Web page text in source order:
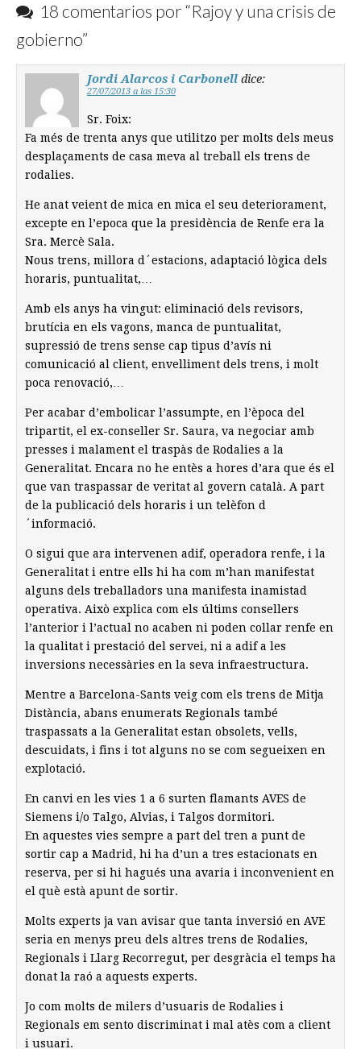
18 comentarios por “Rajoy y una crisis de
gobierno”
Jordi Alarcos i Carbonell dice:
27/07/2013 a las 15:30
Sr. Foix:
Fa més de trenta anys que utilitzo per molts dels meus
desplaçaments de casa meva al treball els trens de
rodalies.
He anat veient de mica en mica el seu deteriorament,
excepte en l’epoca que la presidència de Renfe era la
Sra. Mercè Sala.
Nous trens, millora d´estacions, adaptació lògica dels
horaris, puntualitat,…
Amb els anys ha vingut: eliminació dels revisors,
brutícia en els vagons, manca de puntualitat,
supressió de trens sense cap tipus d’avís ni
comunicació al client, envelliment dels trens, i molt
poca renovació,…
Per acabar d’embolicar l’assumpte, en l’època del
tripartit, el ex-conseller Sr. Saura, va negociar amb
presses i malament el traspàs de Rodalies a la
Generalitat. Encara no he entès a hores d’ara que és el
que van traspassar de veritat al govern català. A part
de la publicació dels horaris i un telèfon d
´informació.
O sigui que ara intervenen adif, operadora renfe, i la
Generalitat i entre ells hi ha com m’han manifestat
alguns dels treballadors una manifesta inamistad
operativa. Això explica com els últims consellers
l’anterior i l’actual no acaben ni poden collar renfe en
la qualitat i prestació del servei, ni a adif a les
inversions necessàries en la seva infraestructura.
Mentre a Barcelona-Sants veig com els trens de Mitja
Distància, abans enumerats Regionals també
traspassats a la Generalitat estan obsolets, vells,
descuidats, i fins i tot alguns no se com segueixen en
explotació.
En canvi en les vies 1 a 6 surten flamants AVES de
Siemens i/o Talgo, Alvias, i Talgos dormitori.
En aquestes vies sempre a part del tren a punt de
sortir cap a Madrid, hi ha d’un a tres estacionats en
reserva, per si hi hagués una avaria i inconvenient en
el què està apunt de sortir.
Molts experts ja van avisar que tanta inversió en AVE
seria en menys preu dels altres trens de Rodalies,
Regionals i Llarg Recorregut, per desgràcia el temps ha
donat la raó a aquests experts.
Jo com molts de milers d’usuaris de Rodalies i
Regionals em sento discriminat i mal atès com a client
i usuari.